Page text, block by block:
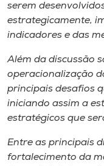
serem
estrategicamente,
indicadores e das
Além da discussão
operacionalização
principais desafios
iniciando assim a
estratégicos que
Entre as principais
fortalecimento da